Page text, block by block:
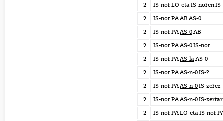
2
IS-nor LO-eta IS-noren
2
IS-nor PA AB AS-0
2
IS-nor PAAS-0AB
2
IS-nor PAAS-0IS-nor
2
IS-nor PAAS-laAS-0
2
IS-nor PAAS-n-0IS-?
2
IS-nor PAAS-n-0IS-zerez
2
IS-nor PAAS-n-0IS-
2
IS-nor PA LO-eta IS-nor